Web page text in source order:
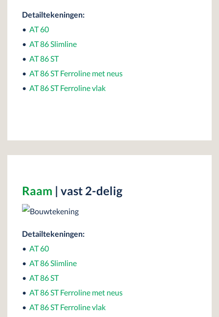
Detailtekeningen:
• AT 60
• AT 86 Slimline
• AT 86 ST
• AT 86 ST Ferroline met neus
• AT 86 ST Ferroline vlak
Raam | vast 2-delig
Detailtekeningen:
• AT 60
• AT 86 Slimline
• AT 86 ST
• AT 86 ST Ferroline met neus
• AT 86 ST Ferroline vlak